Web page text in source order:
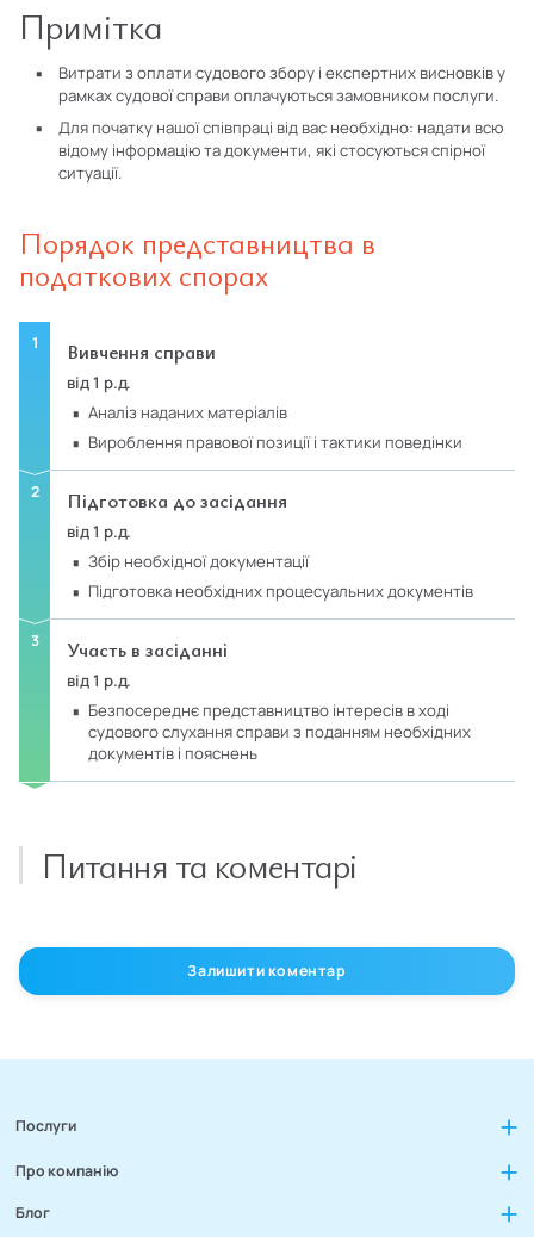
Примітка
Витрати з оплати судового збору і експертних висновків у
рамках судової справи оплачуються замовником послуги.
Для початку нашої співпраці від вас необхідно: надати всю
відому інформацію та документи, які стосуються спірної
ситуації.
Порядок представництва в
податкових спорах
Вивчення справи
від 1 р.д.
аналіз наданих матеріалів
вироблення правової позиції і тактики поведінки
Підготовка до засідання
від 1 р.д.
збір необхідної документації
підготовка необхідних процесуальних документів
Участь в засіданні
від 1 р.д.
безпосереднє представництво інтересів в ході
судового слухання справи з поданням необхідних
документів і пояснень
Питання та коментарі
Залишити коментар
Послуги
Про компанію
Блог